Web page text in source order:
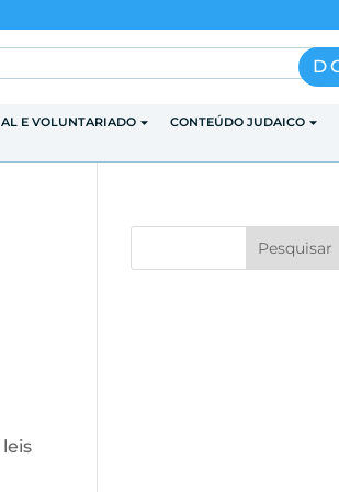
E VOLUNTARIADO
CONTEÚDO JUDAICO